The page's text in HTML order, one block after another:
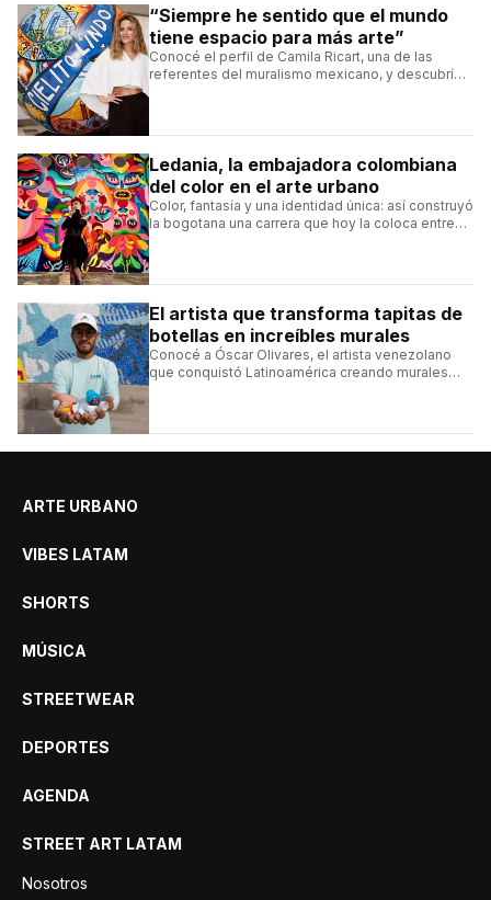
“Siempre he sentido que el mundo
tiene espacio para más arte”
Conocé el perfil de Camila Ricart, una de las
referentes del muralismo mexicano, y descubrí
Ledania, la embajadora colombiana
del color en el arte urbano
Color, fantasía y una identidad única: así construyó
la bogotana una carrera que hoy la coloca entre
El artista que transforma tapitas de
botellas en increíbles murales
Conocé a Óscar Olivares, el artista venezolano
que conquistó Latinoamérica creando murales
ARTE URBANO
VIBES LATAM
SHORTS
MÚSICA
STREETWEAR
DEPORTES
AGENDA
STREET ART LATAM
Nosotros